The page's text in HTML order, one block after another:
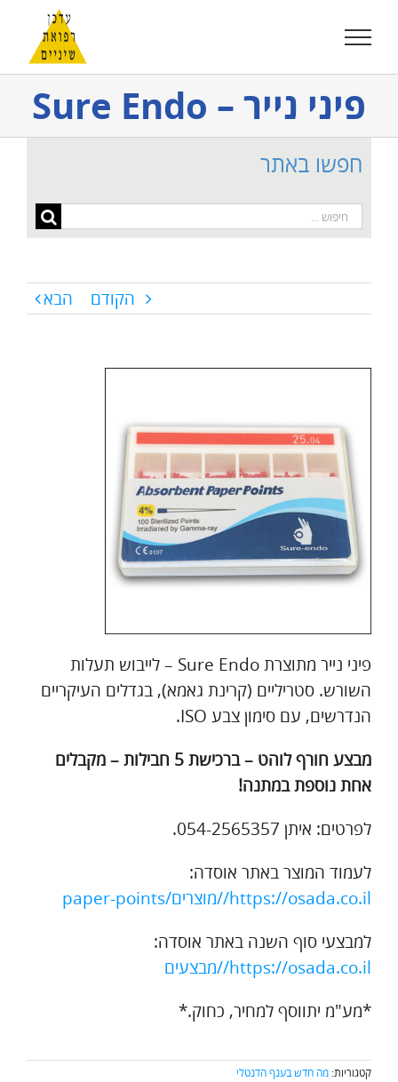
לתוכן
פיני נייר – Sure Endo
הקודם הבא
פיני נייר מתוצרת Sure Endo – לייבוש תעלות
השורש. סטריליים (קרינת גאמא), בגדלים העיקריים
הנדרשים, עם סימון צבע ISO.
מבצע חורף לוהט – ברכישת 5 חבילות – מקבלים
אחת נוספת במתנה!
לפרטים: איתן 054-2565357.
לעמוד המוצר באתר אוסדה:
https://osada.co.il//מוצרים/paper-points
למבצעי סוף השנה באתר אוסדה:
https://osada.co.il//מבצעים
*מע"מ יתווסף למחיר, כחוק.*
קטגוריות: מה חדש בענף הדנטלי
חפשו באתר
חיפוש...